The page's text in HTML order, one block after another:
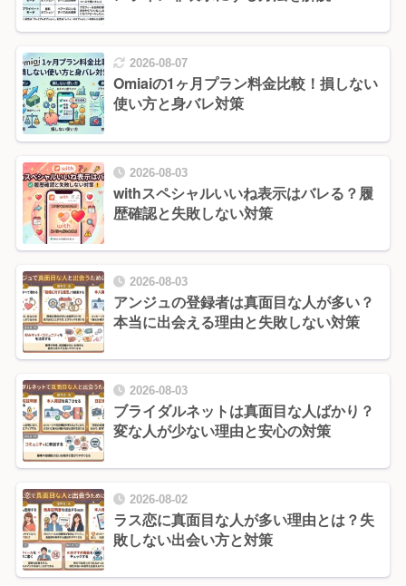
2026-08-07
Omiaiの1ヶ月プラン料金比較！損しない
使い方と身バレ対策
2026-08-03
withスペシャルいいね表示はバレる？履
歴確認と失敗しない対策
2026-08-03
アンジュの登録者は真面目な人が多い？
本当に出会える理由と失敗しない対策
2026-08-03
ブライダルネットは真面目な人ばかり？
変な人が少ない理由と安心の対策
2026-08-02
ラス恋に真面目な人が多い理由とは？失
敗しない出会い方と対策